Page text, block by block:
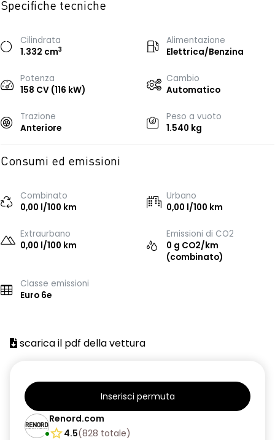
Specifiche tecniche
Cilindrata
1.332 cm3
Alimentazione
Elettrica/Benzina
Potenza
158 CV (116 kW)
Cambio
Automatico
Trazione
Anteriore
Peso a vuoto
1.540 kg
Consumi ed emissioni
Combinato
0,00 l/100 km
Urbano
0,00 l/100 km
Extraurbano
0,00 l/100 km
Emissioni di CO2
0 g CO2/km
(combinato)
Classe emissioni
Euro 6e
scarica il pdf della vettura
Inserisci permuta
Renord.com
4.5(828 totale)